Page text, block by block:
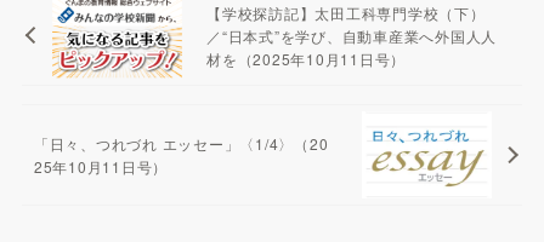
【学校探訪記】太田工科専門学校（下）
／“日本式”を学び、自動車産業へ外国人人
材を（2025年10月11日号）
「日々、つれづれ エッセー」〈1/4〉（20
25年10月11日号）